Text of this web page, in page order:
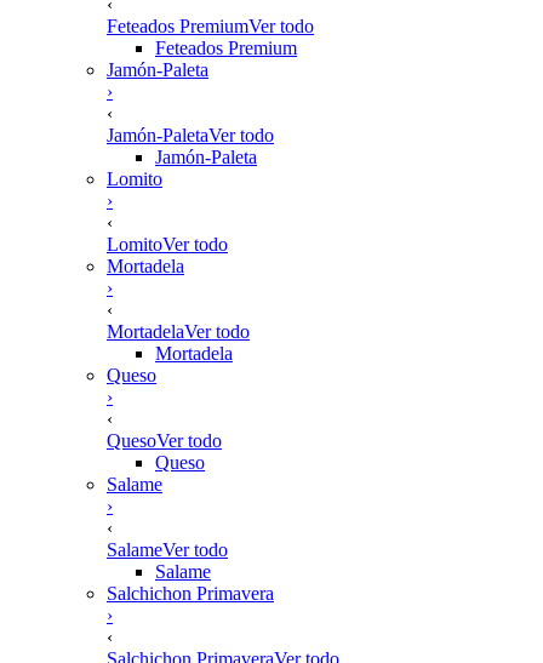
‹
Feteados PremiumVer todo
Feteados Premium
Jamón-Paleta
›
‹
Jamón-PaletaVer todo
Jamón-Paleta
Lomito
›
‹
LomitoVer todo
Mortadela
›
‹
MortadelaVer todo
Mortadela
Queso
›
‹
QuesoVer todo
Queso
Salame
›
‹
SalameVer todo
Salame
Salchichon Primavera
›
‹
Salchichon PrimaveraVer todo